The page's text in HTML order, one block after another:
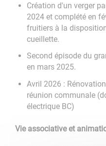
Création d'un verger
2024 et complété en
fruitiers à la
cueillette.
Second épisode du
en mars 2025.
Avril 2026 :
réunion communale
électrique BC)
Vie associative et